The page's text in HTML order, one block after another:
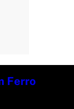
Ferro